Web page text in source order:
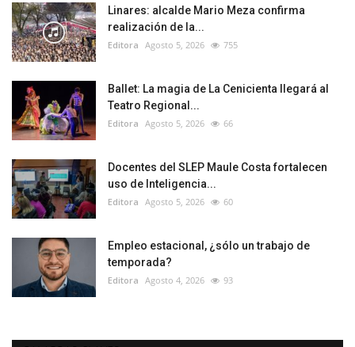
Linares: alcalde Mario Meza confirma
realización de la...
Editora Agosto 5, 2026 755
Ballet: La magia de La Cenicienta llegará al
Teatro Regional...
Editora Agosto 5, 2026 66
Docentes del SLEP Maule Costa fortalecen
uso de Inteligencia...
Editora Agosto 5, 2026 60
Empleo estacional, ¿sólo un trabajo de
temporada?
Editora Agosto 4, 2026 93